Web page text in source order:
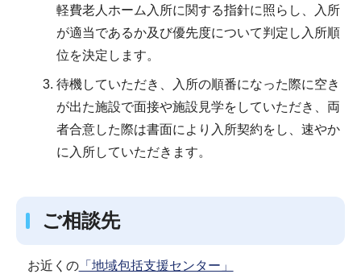
軽費老人ホーム入所に関する指針に照らし、入所
が適当であるか及び優先度について判定し入所順
位を決定します。
待機していただき、入所の順番になった際に空き
が出た施設で面接や施設見学をしていただき、両
者合意した際は書面により入所契約をし、速やか
に入所していただきます。
ご相談先
お近くの「地域包括支援センター」